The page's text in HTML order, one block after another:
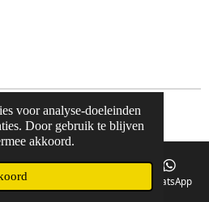
voor analyse-doeleinden
Door gebruik te blijven
akkoord.
WhatsApp